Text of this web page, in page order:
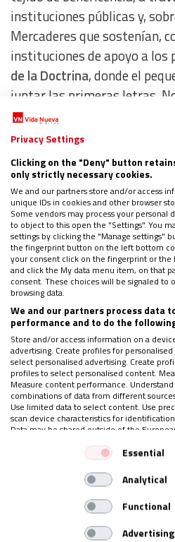
instituciones públicas y,
Mercaderes que sostenían,
instituciones de apoyo a los
de la Doctrina, donde el
juntar las primeras letras.
el Colegio solo con las
compañeros de escuela, hará
convento de monjas vecino
hasta limpiar la iglesia–,
acompañará séquitos de
Del Colegio de “doctrinos”
donde estudia con provecho
el‘Hospital de las Bubas’,
enfermedades venéreas. En
Compañía, regido por Juan
clásicos, la Biblia, la poesía;
en el que empieza a echar
místico y en el que despunta
sacerdote con beneficio,
Ignacio… Por razones que
decide entrar en el Carmelo
“de Santo Matía”.
“Crisis” en Salamanca
Terminado el noviciado en
Privacy Settings
Clicking on the "Deny" button
only strictly necessary cookies.
We and our partners store and/or access
unique IDs in cookies and other browser
Some vendors may process your personal
to object to this open the "Settings". You
settings by clicking the "Manage settings"
the fingerprint button on the left bottom
your consent click on the fingerprint or
and click the My data menu item, on that
consent. These choices will be signaled to
browsing data.
We and our partners process data
performance and to do the
Store and/or access information on a
advertising. Create profiles for
select personalised advertising. Create
profiles to select personalised content.
Measure content performance.
combinations of data from different
Use limited data to select content. Use
scan device characteristics for
Data may be shared outside of the
Your consent and the cookie policy
View Partner List (1 IAB Vendors)
We use your data for the following purposes:
IAB processing purposes:
Essential
Analytical
Functional
Advertising